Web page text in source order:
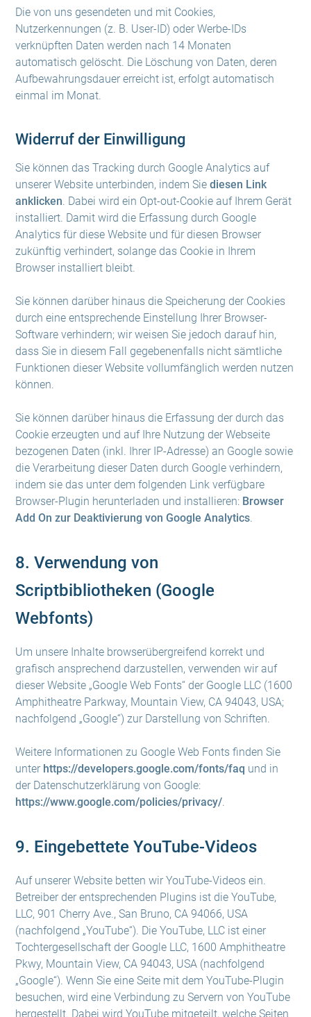
Die von uns gesendeten und mit Cookies,
Nutzerkennungen (z. B. User-ID) oder Werbe-IDs
verknüpften Daten werden nach 14 Monaten
automatisch gelöscht. Die Löschung von Daten, deren
Aufbewahrungsdauer erreicht ist, erfolgt automatisch
einmal im Monat.
Widerruf der Einwilligung
Sie können das Tracking durch Google Analytics auf
unserer Website unterbinden, indem Siediesen Link
anklicken. Dabei wird ein Opt-out-Cookie auf Ihrem Gerät
installiert. Damit wird die Erfassung durch Google
Analytics für diese Website und für diesen Browser
zukünftig verhindert, solange das Cookie in Ihrem
Browser installiert bleibt.
Sie können darüber hinaus die Speicherung der Cookies
durch eine entsprechende Einstellung Ihrer Browser-
Software verhindern; wir weisen Sie jedoch darauf hin,
dass Sie in diesem Fall gegebenenfalls nicht sämtliche
Funktionen dieser Website vollumfänglich werden nutzen
können.
Sie können darüber hinaus die Erfassung der durch das
Cookie erzeugten und auf Ihre Nutzung der Webseite
bezogenen Daten (inkl. Ihrer IP-Adresse) an Google sowie
die Verarbeitung dieser Daten durch Google verhindern,
indem sie das unter dem folgenden Link verfügbare
Browser-Plugin herunterladen und installieren: Browser
Add On zur Deaktivierung von Google Analytics.
8. Verwendung von
Scriptbibliotheken (Google
Webfonts)
Um unsere Inhalte browserübergreifend korrekt und
grafisch ansprechend darzustellen, verwenden wir auf
dieser Website „Google Web Fonts“ der Google LLC (1600
Amphitheatre Parkway, Mountain View, CA 94043, USA;
nachfolgend „Google“) zur Darstellung von Schriften.
Weitere Informationen zu Google Web Fonts finden Sie
unter https://developers.google.com/fonts/faq und in
der Datenschutzerklärung von Google:
https://www.google.com/policies/privacy/.
9. Eingebettete YouTube-Videos
Auf unserer Website betten wir YouTube-Videos ein.
Betreiber der entsprechenden Plugins ist die YouTube,
LLC, 901 Cherry Ave., San Bruno, CA 94066, USA
(nachfolgend „YouTube“). Die YouTube, LLC ist einer
Tochtergesellschaft der Google LLC, 1600 Amphitheatre
Pkwy, Mountain View, CA 94043, USA (nachfolgend
„Google“). Wenn Sie eine Seite mit dem YouTube-Plugin
besuchen, wird eine Verbindung zu Servern von YouTube
hergestellt. Dabei wird YouTube mitgeteilt, welche Seiten